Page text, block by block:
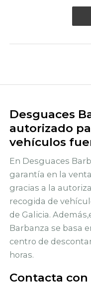
Desguaces
autorizado
vehículos
En Desguaces
garantía en la
gracias a la
recogida de
de Galicia.
Barbanza se basa
centro de
horas.
Contacta